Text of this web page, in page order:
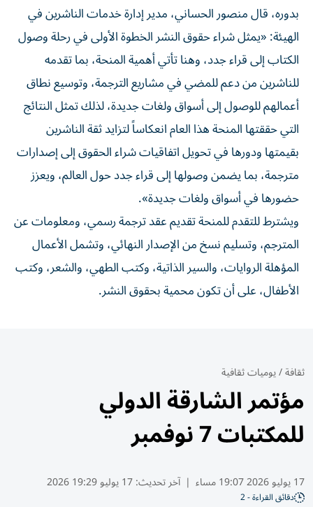
بدوره، قال منصور الحساني، مدير إدارة خدمات الناشرين في
الهيئة: «يمثل شراء حقوق النشر الخطوة الأولى في رحلة وصول
الكتاب إلى قراء جدد، وهنا تأتي أهمية المنحة، بما تقدمه
للناشرين من دعم للمضي في مشاريع الترجمة، وتوسيع نطاق
أعمالهم للوصول إلى أسواق ولغات جديدة، لذلك تمثل النتائج
التي حققتها المنحة هذا العام انعكاساً لتزايد ثقة الناشرين
بقيمتها ودورها في تحويل اتفاقيات شراء الحقوق إلى إصدارات
مترجمة، بما يضمن وصولها إلى قراء جدد حول العالم، ويعزز
حضورها في أسواق ولغات جديدة».
ويشترط للتقدم للمنحة تقديم عقد ترجمة رسمي، ومعلومات عن
المترجم، وتسليم نسخ من الإصدار النهائي، وتشمل الأعمال
المؤهلة الروايات، والسير الذاتية، وكتب الطهي، والشعر، وكتب
الأطفال، على أن تكون محمية بحقوق النشر.
ثقافة/يوميات ثقافية
مؤتمر الشارقة الدولي
للمكتبات 7 نوفمبر
17 يوليو 2026 19:07 مساء | آخر تحديث:17 يوليو 19:29 2026
دقائق القراءة - 2